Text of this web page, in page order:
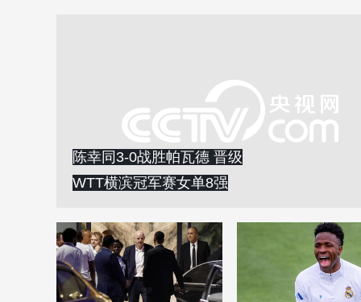
陈幸同3-0战胜帕瓦德 晋级
WTT横滨冠军赛女单8强